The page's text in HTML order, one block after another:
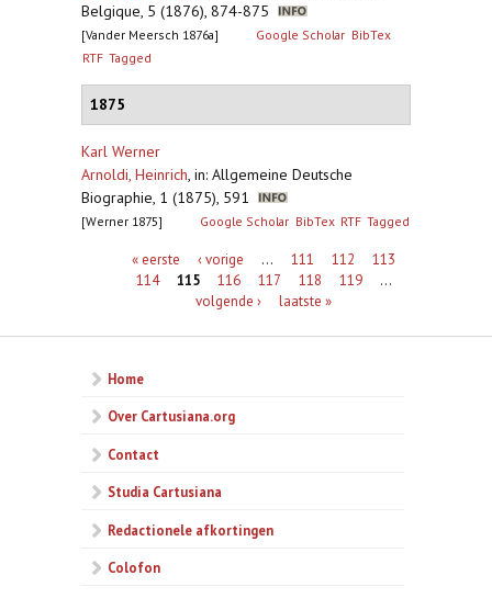
Belgique, 5 (1876), 874-875
[Vander Meersch 1876a] Google Scholar BibTex
RTF Tagged
1875
Karl Werner
Arnoldi, Heinrich, in: Allgemeine Deutsche
Biographie, 1 (1875), 591
[Werner 1875] Google Scholar BibTex RTF Tagged
Pagina's« eerste ‹ vorige … 111 112
113
114
115 116 117 118 119
…
volgende ›
laatste »
Home
Over Cartusiana.org
Contact
Studia Cartusiana
Redactionele afkortingen
Colofon